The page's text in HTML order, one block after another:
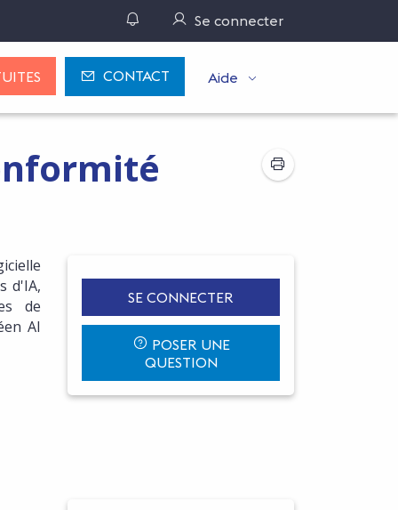
Gérer ses notifications
Se connecter
CONTACT Aide
d'IA,
de
AI
SE CONNECTER
POSER UNE
QUESTION